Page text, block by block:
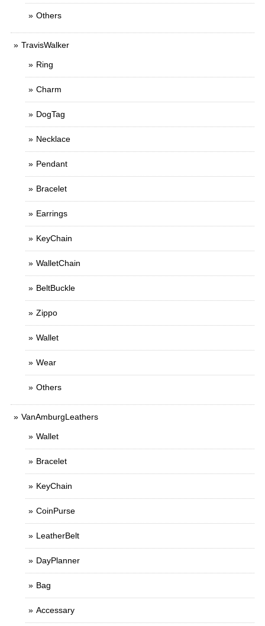
Others
TravisWalker
Ring
Charm
DogTag
Necklace
Pendant
Bracelet
Earrings
KeyChain
WalletChain
BeltBuckle
Zippo
Wallet
Wear
Others
VanAmburgLeathers
Wallet
Bracelet
KeyChain
CoinPurse
LeatherBelt
DayPlanner
Bag
Accessary